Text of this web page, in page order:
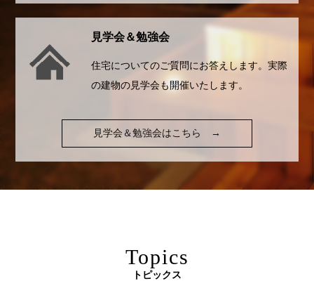
見学会＆勉強会
住宅についてのご質問にお答えします。実際
の建物の見学会も開催いたします。
見学会＆勉強会はこちら →
Topics
トピックス